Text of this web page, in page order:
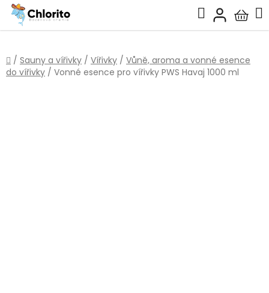
Přejít
obsah
Hledat
košík
Domů
/ Sauny a vířivky / Vířivky / Vůně, aroma a vonné esence
do vířivky / Vonné esence pro vířivky PWS Havaj 1000 ml